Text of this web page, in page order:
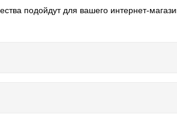
подойдут для вашего интернет-